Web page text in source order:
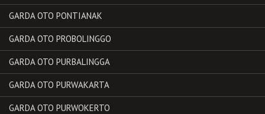
GARDA OTO PONTIANAK
GARDA OTO PROBOLINGGO
GARDA OTO PURBALINGGA
GARDA OTO PURWAKARTA
GARDA OTO PURWOKERTO